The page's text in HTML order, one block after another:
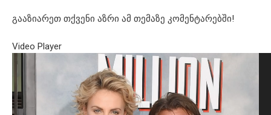
გააზიარეთ თქვენი აზრი ამ თემაზე კომენტარებში!
Video Player